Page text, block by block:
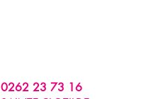
0262 23 73 16